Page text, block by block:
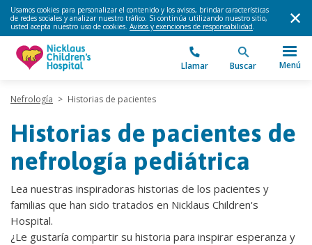
Usamos cookies para personalizar el contenido y los avisos, brindar características
de redes sociales y analizar nuestro tráfico. Si continúa utilizando nuestro sitio,
usted acepta nuestro uso de cookies. Avisos y exenciones de responsabilidad.
Llamar Buscar Menú
Nefrología > Historias de pacientes
Historias de pacientes de
nefrología pediátrica
Lea nuestras inspiradoras historias de los pacientes y
familias que han sido tratados en Nicklaus Children's
Hospital.
¿Le gustaría compartir su historia para inspirar esperanza y